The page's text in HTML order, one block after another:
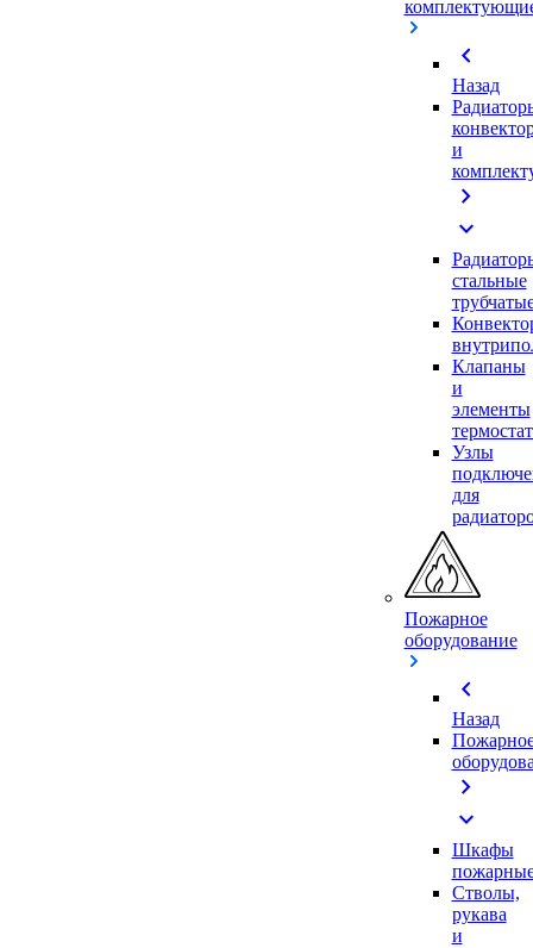
chevron_left
Назад
и
chevron_right
expand_more
стальные
Клапаны
и
элементы
Узлы
для
Пожарное
оборудование
chevron_left
Назад
chevron_right
expand_more
Шкафы
Стволы,
рукава
и